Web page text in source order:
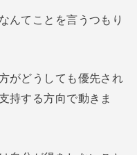
んてことを言うつもり
がどうしても優先され
持する方向で動きま